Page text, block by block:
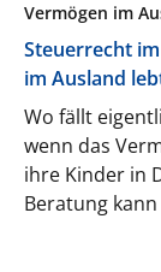
Vermögen im
Steuerrecht
im Ausland
Wo fällt
wenn das
ihre Kinder in
Beratung